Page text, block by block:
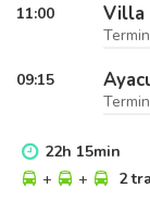
11:00 Villa
09:15
22h 15min
+
+ 2